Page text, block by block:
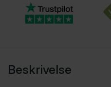
Beskrivelse